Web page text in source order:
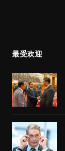
最受欢迎